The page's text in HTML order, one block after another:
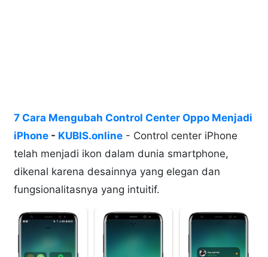
7 Cara Mengubah Control Center Oppo Menjadi
iPhone - KUBIS.online - Control center iPhone
telah menjadi ikon dalam dunia smartphone,
dikenal karena desainnya yang elegan dan
fungsionalitasnya yang intuitif.